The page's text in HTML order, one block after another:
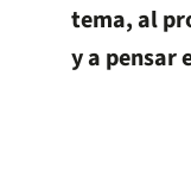
tema, al
y a pensar